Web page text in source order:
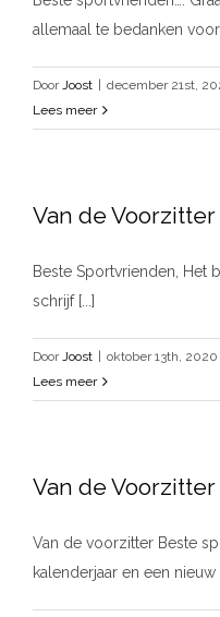
allemaal te bedanken voor
Door Joost | december 21st,
Lees meer
Van de
Beste Sportvrienden, Het
schrijf [...]
Door Joost | oktober 13th, 2020
Lees meer
Van de
Van de voorzitter Beste
kalenderjaar en een nieuw